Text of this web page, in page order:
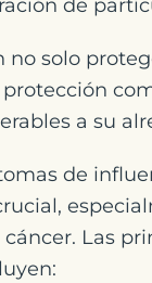
de
no solo
a su
de
Las